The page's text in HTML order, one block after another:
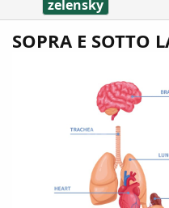
zelensky
SOPRA E SOTTO